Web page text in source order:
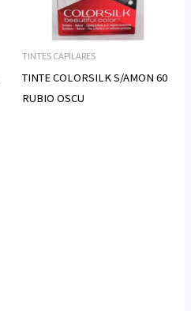
TINTES CAPILARES
TINTE COLORSILK S/AMON 60
RUBIO OSCU